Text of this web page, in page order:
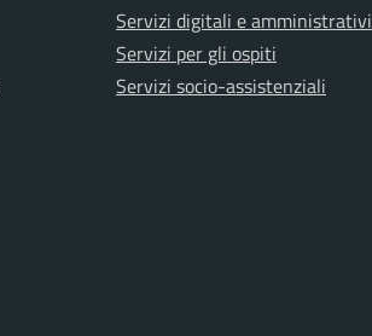
Servizi digitali e amministrativi
Servizi per gli ospiti
Servizi socio-assistenziali